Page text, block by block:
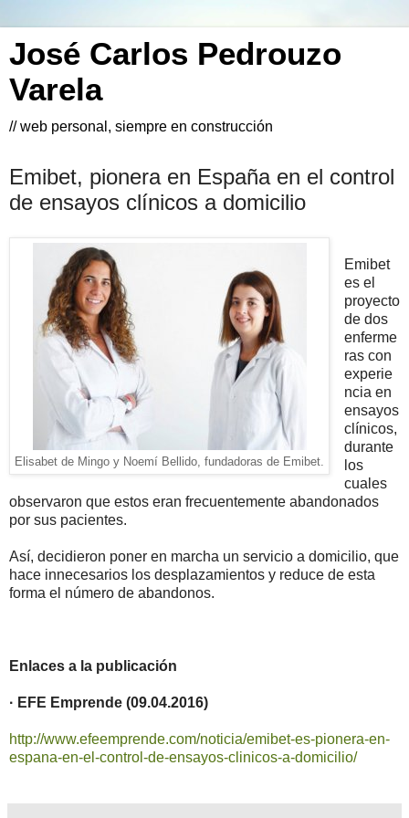
José Carlos Pedrouzo
Varela
// web personal, siempre en construcción
Emibet, pionera en España en el control
de ensayos clínicos a domicilio
Elisabet de Mingo y Noemí Bellido, fundadoras de Emibet.
Emibet
es el
proyecto
de dos
enferme
ras con
experie
ncia en
ensayos
clínicos,
durante
los
cuales
observaron que estos eran frecuentemente abandonados
por sus pacientes.
Así, decidieron poner en marcha un servicio a domicilio, que
hace innecesarios los desplazamientos y reduce de esta
forma el número de abandonos.
Enlaces a la publicación
· EFE Emprende (09.04.2016)
http://www.efeemprende.com/noticia/emibet-es-pionera-en-
espana-en-el-control-de-ensayos-clinicos-a-domicilio/